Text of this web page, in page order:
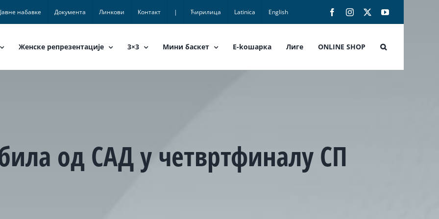
Јавне набавке Документа Линкови Контакт | Ћирилица Latinica English FacebookInstagram YouTube
Женске репрезентације 3×3 Мини баскет E-koшарка Лиге ONLINE SHOP
од САД у четвртфиналу СП